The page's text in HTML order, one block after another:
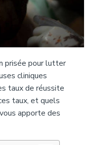
prisée pour lutter
cliniques
taux de réussite
taux, et quels
apporte des